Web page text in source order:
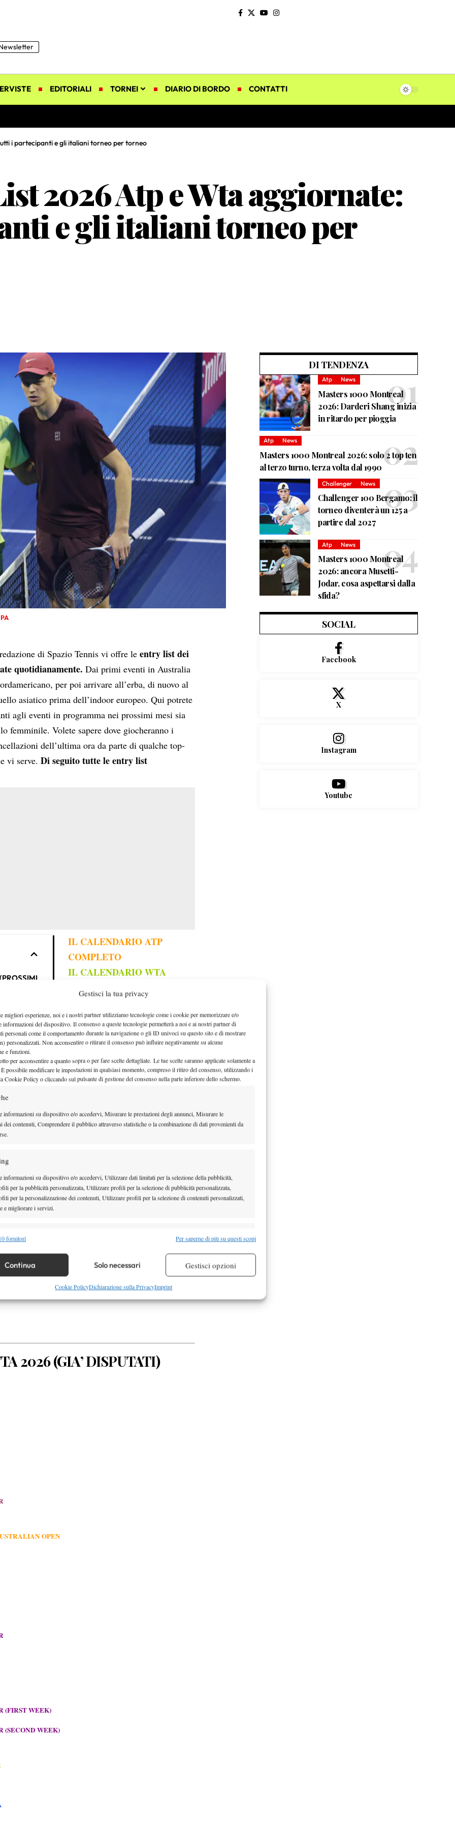
Gestisci la tua privacy
migliori esperienze, noi e i nostri partner utilizziamo tecnologie come i cookie per memorizzare e/o
informazioni del dispositivo. Il consenso a queste tecnologie permetterà a noi e ai nostri partner di
personali come il comportamento durante la navigazione o gli ID univoci su questo sito e di mostrare
personalizzati. Non acconsentire o ritirare il consenso può influire negativamente su alcune
e funzioni.
per acconsentire a quanto sopra o per fare scelte dettagliate. Le tue scelte saranno applicate solamente a
possibile modificare le impostazioni in qualsiasi momento, compreso il ritiro del consenso, utilizzando i
Cookie Policy o cliccando sul pulsante di gestione del consenso nella parte inferiore dello schermo.
informazioni su dispositivo e/o accedervi, Misurare le prestazioni degli annunci, Misurare le
dei contenuti, Comprendere il pubblico attraverso statistiche o la combinazione di dati provenienti da
informazioni su dispositivo e/o accedervi, Utilizzare dati limitati per la selezione della pubblicità,
per la pubblicità personalizzata, Utilizzare profili per la selezione di pubblicità personalizzata,
per la personalizzazione dei contenuti, Utilizzare profili per la selezione di contenuti personalizzati,
e migliorare i servizi.
i dispositivi in base alle informazioni trasmesse automaticamente.
la sicurezza, prevenire e rilevare frodi, correggere errori,
e presentare pubblicità e contenuto, Salvare e comunicare le
Sempre attivo
fornitori Per saperne di più su questi scopi
Continua Solo necessari Gestisci opzioni
Cookie PolicyDichiarazione sulla PrivacyImprint
EDITORIALI TORNEI DIARIO DI BORDO CONTATTI
i partecipanti e gli italiani torneo per torneo
2026 Atp e Wta aggiornate:
e gli italiani torneo per
di Spazio Tennis vi offre leentry list dei
quotidianamente. Dai primi eventi in Australia
per poi arrivare all’erba, di nuovo al
asiatico prima dell’indoor europeo. Qui potrete
agli eventi in programma nei prossimi mesi sia
femminile. Volete sapere dove giocheranno i
dell’ultima ora da parte di qualche top-
vi serve.Di seguito tutte le entry list
IL CALENDARIO ATP
COMPLETO
IL CALENDARIO WTA
IL CALENDARIO ATP
CHALLENGER
TABELLE PUNTI ATP/WTA
RANKING 2026
2026
2026 (PROSSIMI TORNEI)
1000 CINCINNATI
(FIRST WEEK)
(SECOND WEEK)
SALEM
2026 (GIA’ DISPUTATI)
OPEN
(FIRST WEEK)
(SECOND WEEK)
DI TENDENZA
Atp News
Masters 1000 Montreal
2026: Darderi Shang inizia
in ritardo per pioggia
Atp News
Masters 1000 Montreal 2026: solo 2 top ten
al terzo turno, terza volta dal 1990
Challenger News
Challenger 100 Bergamo: il
torneo diventerà un 125 a
partire dal 2027
Atp News
Masters 1000 Montreal
2026: ancora Musetti-
Jodar, cosa aspettarsi dalla
sfida?
SOCIAL
Facebook
X
Instagram
Youtube